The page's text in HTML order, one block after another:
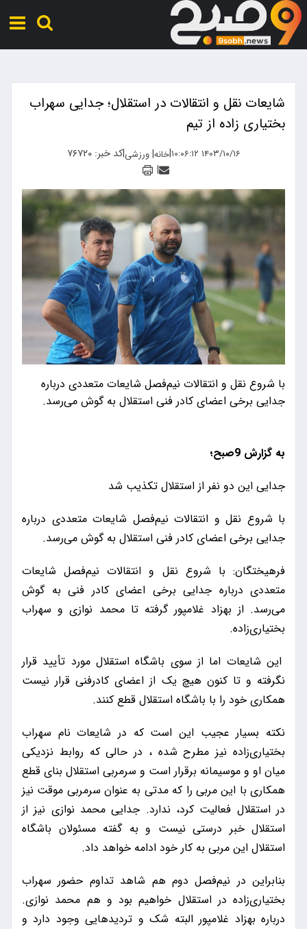
شایعات نقل و انتقالات در استقلال؛ جدایی سهراب
بختیاری زاده از تیم
۱۴۰۳/۱۰/۱۶ ۱۰:۰۶:۱۲ |خانه|ورزشی|کد خبر: ۷۶۷۲۰
|
با شروع نقل و انتقالات نیم‌فصل شایعات متعددی درباره
جدایی برخی اعضای کادر فنی استقلال به گوش می‌رسد.
به گزارش 9صبح؛
جدایی این دو نفر از استقلال تکذیب شد
با شروع نقل و انتقالات نیم‌فصل شایعات متعددی درباره
جدایی برخی اعضای کادر فنی استقلال به گوش می‌رسد.
فرهیختگان: با شروع نقل و انتقالات نیم‌فصل شایعات
متعددی درباره جدایی برخی اعضای کادر فنی به گوش
می‌رسد. از بهزاد غلامپور گرفته تا محمد نوازی و سهراب
بختیاری‌زاده.
این شایعات اما از سوی باشگاه استقلال مورد تأیید قرار
نگرفته و تا کنون هیچ یک از اعضای کادرفنی قرار نیست
همکاری خود را با باشگاه استقلال قطع کنند.
نکته بسیار عجیب این است که در شایعات نام سهراب
بختیاری‌زاده نیز مطرح شده ، در حالی که روابط نزدیکی
میان او و موسیمانه برقرار است و سرمربی استقلال بنای قطع
همکاری با این مربی را که مدتی به عنوان سرمربی موقت نیز
در استقلال فعالیت کرد، ندارد. جدایی محمد نوازی نیز از
استقلال خبر درستی نیست و به گفته مسئولان باشگاه
استقلال این مربی به کار خود ادامه خواهد داد.
بنابراین در نیم‌فصل دوم هم شاهد تداوم حضور سهراب
بختیاری‌زاده در استقلال خواهیم بود و هم محمد نوازی.
درباره بهزاد غلامپور البته شک و تردیدهایی وجود دارد و